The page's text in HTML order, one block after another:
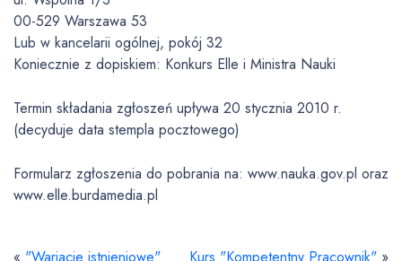
00-529 Warszawa 53
Lub w kancelarii ogólnej, pokój 32
Koniecznie z dopiskiem: Konkurs Elle i Ministra Nauki
Termin składania zgłoszeń upływa 20 stycznia 2010 r.
(decyduje data stempla pocztowego)
Formularz zgłoszenia do pobrania na: www.nauka.gov.pl oraz
www.elle.burdamedia.pl